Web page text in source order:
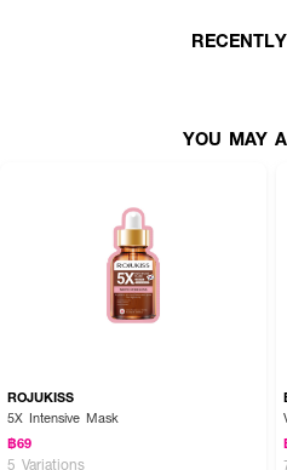
● ลดเลือนจุดด่างดำ และรอยสิวYOU MAY
ROJUKISS
5X Intensive Mask
฿69
5 Variations